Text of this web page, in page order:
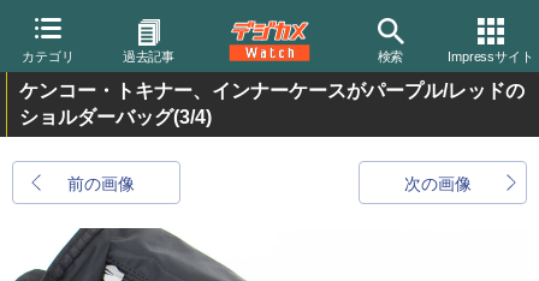
カテゴリ 過去記事 検索 Impressサイト
ケンコー・トキナー、インナーケースがパープル/レッドの
ショルダーバッグ(3/4)
前の画像 次の画像